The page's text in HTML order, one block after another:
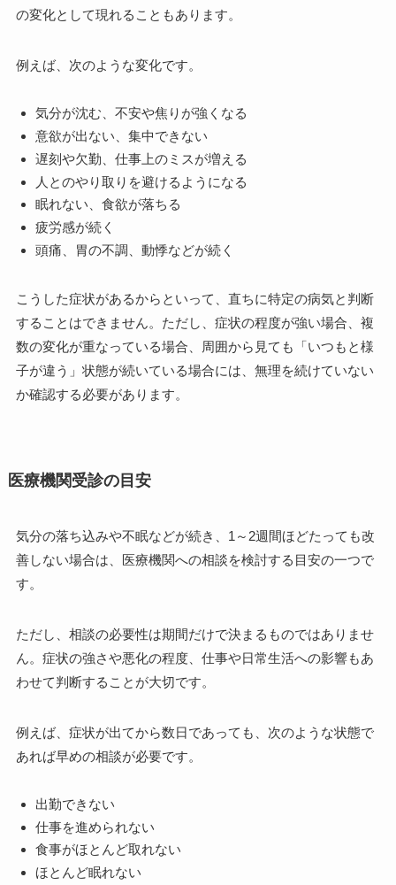
の変化として現れることもあります。
例えば、次のような変化です。
気分が沈む、不安や焦りが強くなる
意欲が出ない、集中できない
遅刻や欠勤、仕事上のミスが増える
人とのやり取りを避けるようになる
眠れない、食欲が落ちる
疲労感が続く
頭痛、胃の不調、動悸などが続く
こうした症状があるからといって、直ちに特定の病気と判断
することはできません。ただし、症状の程度が強い場合、複
数の変化が重なっている場合、周囲から見ても「いつもと様
子が違う」状態が続いている場合には、無理を続けていない
か確認する必要があります。
医療機関受診の目安
気分の落ち込みや不眠などが続き、1～2週間ほどたっても改
善しない場合は、医療機関への相談を検討する目安の一つで
す。
ただし、相談の必要性は期間だけで決まるものではありませ
ん。症状の強さや悪化の程度、仕事や日常生活への影響もあ
わせて判断することが大切です。
例えば、症状が出てから数日であっても、次のような状態で
あれば早めの相談が必要です。
出勤できない
仕事を進められない
食事がほとんど取れない
ほとんど眠れない